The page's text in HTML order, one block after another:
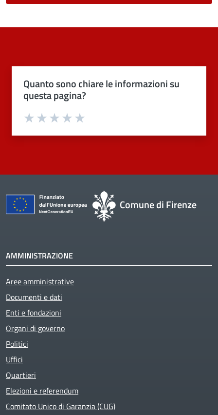
Quanto sono chiare le informazioni su
questa pagina?
Valuta 4 stelle su 5
Valuta 3 stelle su 5
Valuta 2 stelle su 5
Valuta 1 stelle su 5
Comune di Firenze
AMMINISTRAZIONE
Aree amministrative
Documenti e dati
Enti e fondazioni
Organi di governo
Politici
Uffici
Quartieri
Elezioni e referendum
Comitato Unico di Garanzia (CUG)